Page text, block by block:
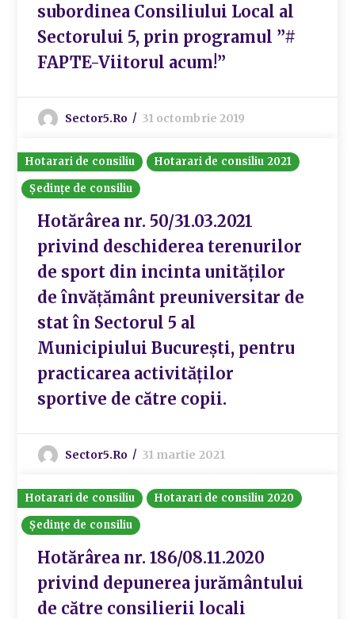
subordinea Consiliului Local al
Sectorului 5, prin programul ”#
FAPTE-Viitorul acum!”
Sector5.ro 31 octombrie 2019
Hotarari de consiliu
Hotarari de consiliu 2021
Ședințe de consiliu
Hotărârea nr. 50/31.03.2021
privind deschiderea terenurilor
de sport din incinta unităților
de învățământ preuniversitar de
stat în Sectorul 5 al
Municipiului București, pentru
practicarea activităților
sportive de către copii.
Sector5.ro 31 martie 2021
Hotarari de consiliu
Hotarari de consiliu 2020
Ședințe de consiliu
Hotărârea nr. 186/08.11.2020
privind depunerea jurământului
de către consilierii locali